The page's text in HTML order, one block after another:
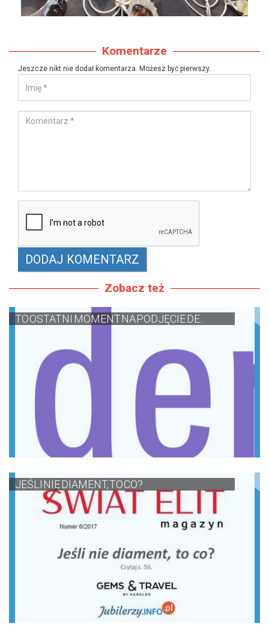
Komentarze
Jeszcze nikt nie dodał komentarza. Możesz być pierwszy.
Zobacz też
TO OSTATNI MOMENT NA PODJĘCIE DE...
JEŚLI NIE DIAMENT, TO CO?